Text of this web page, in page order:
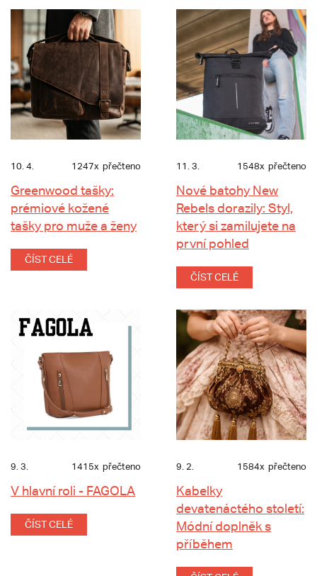
10. 4. 1247x přečteno
Greenwood tašky:
prémiové kožené
tašky pro muže a ženy
ČÍST CELÉ
11. 3. 1548x přečteno
Nové batohy New
Rebels dorazily: Styl,
který si zamilujete na
první pohled
ČÍST CELÉ
9. 3. 1415x přečteno
V hlavní roli - FAGOLA
ČÍST CELÉ
9. 2. 1584x přečteno
Kabelky
devatenáctého století:
Módní doplněk s
příběhem